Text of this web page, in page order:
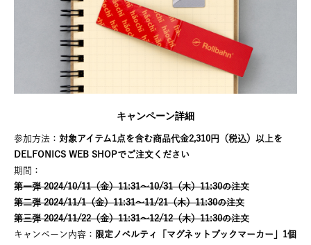
キャンペーン詳細
参加方法： 対象アイテム1点を含む商品代金2,310円（税込）以上を
DELFONICS WEB SHOPでご注文ください
期間：
第一弾 2024/10/11（金）11:31～10/31（木）11:30の注文
第二弾 2024/11/1（金）11:31～11/21（木）11:30の注文
第三弾 2024/11/22（金）11:31～12/12（木）11:30の注文
キャンペーン内容： 限定ノベルティ「マグネットブックマーカー」1個